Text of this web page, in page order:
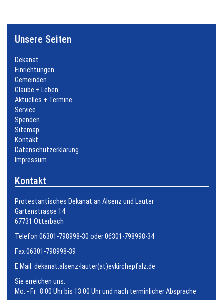
Unsere Seiten
Dekanat
Einrichtungen
Gemeinden
Glaube + Leben
Aktuelles + Termine
Service
Spenden
Sitemap
Kontakt
Datenschutzerklärung
Impressum
Kontakt
Protestantisches Dekanat an Alsenz und Lauter
Gartenstrasse 14
67731 Otterbach
Telefon 06301-798998-30 oder 06301-798998-34
Fax 06301-798998-39
E Mail: dekanat.alsenz-lauter(at)evkirchepfalz.de
Sie erreichen uns:
Mo. - Fr. 8:00 Uhr bis 13:00 Uhr und nach terminlicher Absprache